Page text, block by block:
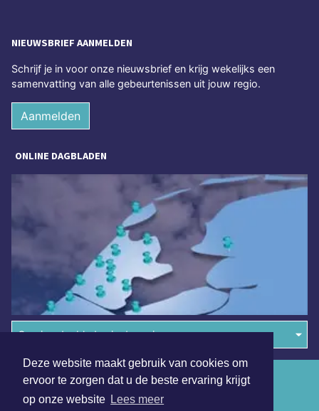
Deze website maakt gebruik van cookies om
ervoor te zorgen dat u de beste ervaring krijgt
op onze website Lees meer
NIEUWSBRIEF AANMELDEN
Schrijf je in voor onze nieuwsbrief en krijg wekelijks een
samenvatting van alle gebeurtenissen uit jouw regio.
Aanmelden
ONLINE DAGBLADEN
Overige dagbladen in de regio
Algemene voorwaarden
Disclaimer